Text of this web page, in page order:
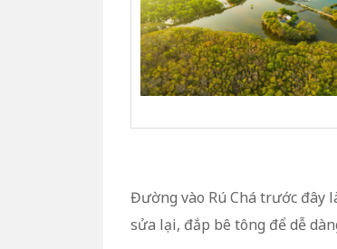
Đường vào Rú Chá trước đây
sửa lại, đắp bê tông để dễ